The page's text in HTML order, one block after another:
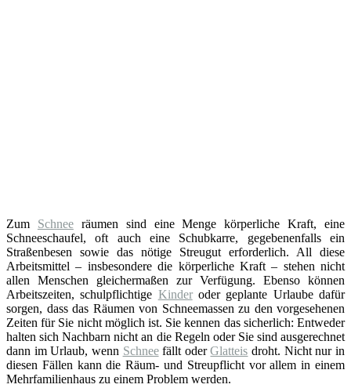
Zum Schneeräumen sind eine Menge körperliche Kraft, eine
Schneeschaufel, oft auch eine Schubkarre, gegebenenfalls ein
Straßenbesen sowie das nötige Streugut erforderlich. All diese
Arbeitsmittel – insbesondere die körperliche Kraft – stehen nicht
allen Menschen gleichermaßen zur Verfügung. Ebenso können
Arbeitszeiten, schulpflichtige Kinderoder geplante Urlaube dafür
sorgen, dass das Räumen von Schneemassen zu den vorgesehenen
Zeiten für Sie nicht möglich ist. Sie kennen das sicherlich: Entweder
halten sich Nachbarn nicht an die Regeln oder Sie sind ausgerechnet
dann im Urlaub, wenn Schneefällt oderGlatteis droht. Nicht nur in
diesen Fällen kann die Räum- und Streupflicht vor allem in einem
Mehrfamilienhaus zu einem Problem werden.